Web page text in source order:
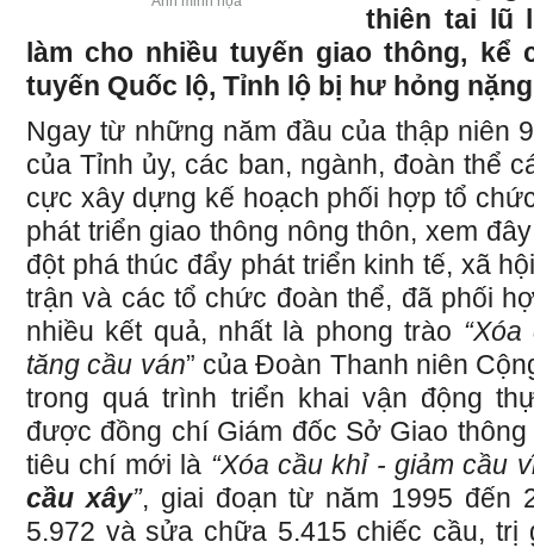
thiên tai lũ
làm cho nhiều tuyến giao thông, kể
tuyến Quốc lộ, Tỉnh lộ bị hư hỏng
Ngay từ những năm đầu của thập niên
của Tỉnh ủy, các ban, ngành, đoàn thể
cực xây dựng kế hoạch phối hợp tổ
phát triển giao thông nông thôn, xem
đột phá thúc đẩy phát triển kinh tế, xã
trận và các tổ chức đoàn thể, đã phối
nhiều kết quả, nhất là phong trào
tăng cầu ván” của Đoàn Thanh niên
trong quá trình triển khai vận động
được đồng chí Giám đốc Sở Giao
tiêu chí mới là “Xóa cầu khỉ - giảm cầu
cầu xây”, giai đoạn từ năm 1995 đến
5.972 và sửa chữa 5.415 chiếc cầu, trị